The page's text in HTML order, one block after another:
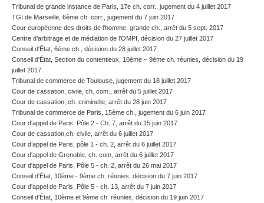
Tribunal de grande instance de Paris, 17e ch. corr., jugement du 4 juillet 2017
TGI de Marseille, 6ème ch. corr., jugement du 7 juin 2017
Cour européenne des droits de l'homme, grande ch., arrêt du 5 sept. 2017
Centre d’arbitrage et de médiation de l'OMPI, décision du 27 juillet 2017
Conseil d'État, 6ème ch., décision du 28 juillet 2017
Conseil d'État, Section du contentieux, 10ème – 9ème ch. réunies, décision du 19
juillet 2017
Tribunal de commerce de Toulouse, jugement du 18 juillet 2017
Cour de cassation, civile, ch. com., arrêt du 5 juillet 2017
Cour de cassation, ch. criminelle, arrêt du 28 juin 2017
Tribunal de commerce de Paris, 15ème ch., jugement du 6 juin 2017
Cour d'appel de Paris, Pôle 2 - Ch. 7, arrêt du 15 juin 2017
Cour de cassation,ch. civile, arrêt du 6 juillet 2017
Cour d’appel de Paris, pôle 1 - ch. 2, arrêt du 6 juillet 2017
Cour d'appel de Grenoble, ch. com, arrêt du 6 juillet 2017
Cour d'appel de Paris, Pôle 5 - ch. 2, arrêt du 26 mai 2017
Conseil d'État, 10ème - 9ème ch. réunies, décision du 7 juin 2017
Cour d'appel de Paris, Pôle 5 - ch. 13, arrêt du 7 juin 2017
Conseil d'État, 10ème et 9ème ch. réunies, décision du 19 juin 2017